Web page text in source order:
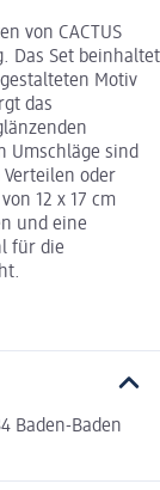
von CACTUS
Das Set beinhaltet
Motiv
das
Umschläge sind
oder
12 x 17 cm
und eine
für die
Baden-Baden